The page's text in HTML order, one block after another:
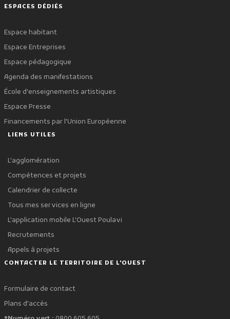
ESPACES DÉDIÉS
Espace habitant
Espace Entreprises
Espace pédagogique
Agenda des manifestations
École d'enseignements artistiques
Espace Presse
Financements par l'Union Européenne
LIENS UTILES
L'agglomération
Compétences et projets
Calendrier de collecte
Tous mes services en ligne
L'application mobile L'Ouest Poulavi
Recrutements
Appels à projets
CONTACTER LE TERRITOIRE DE L'OUEST
Formulaire de contact
Plans d'accès